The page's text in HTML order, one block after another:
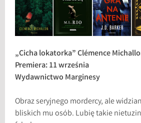
„Cicha lokatorka” Clémence
Premiera: 11 września
Wydawnictwo Marginesy
Obraz seryjnego mordercy, ale
bliskich mu osób. Lubię takie